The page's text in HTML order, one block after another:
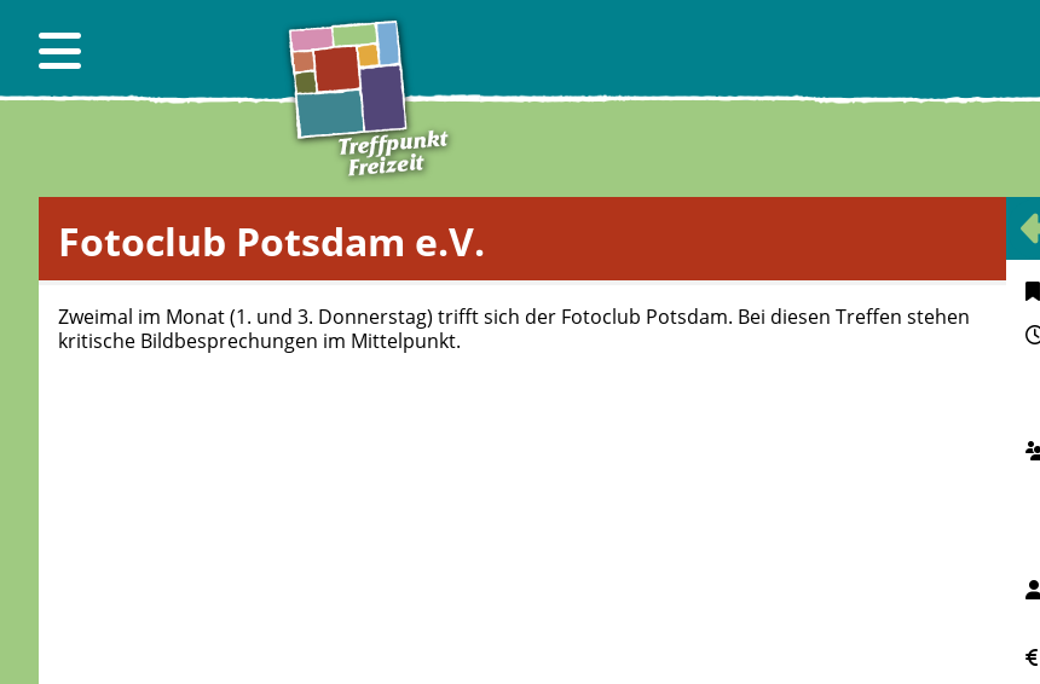
Fotoclub Potsdam e.V.
Zweimal im Monat (1. und 3. Donnerstag) trifft sich der Fotoclub Potsdam. Bei diesen Treffen stehen
kritische Bildbesprechungen im Mittelpunkt.